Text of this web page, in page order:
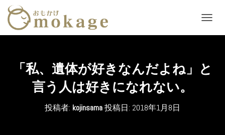
ビ
ョ
「私、遺体が好きなんだよね」と
言う人は好きになれない。
投稿者: kojinsama投稿日: 2018年1月8日